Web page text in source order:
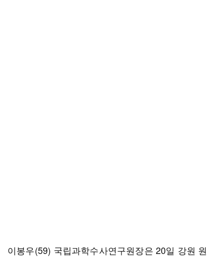
이봉우(59) 국립과학수사연구원장은 20일 강원 원